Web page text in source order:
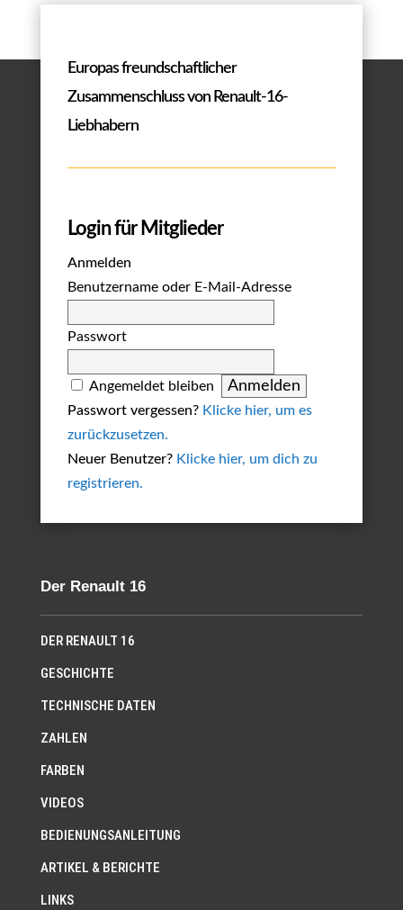
Europas freundschaftlicher
Zusammenschluss von Renault-16-
Liebhabern
Login für Mitglieder
Anmelden
Benutzername oder E-Mail-Adresse
Passwort
Angemeldet bleiben
Passwort vergessen? Klicke hier, um es
zurückzusetzen.
Neuer Benutzer? Klicke hier, um dich zu
registrieren.
Der Renault 16
DER RENAULT 16
GESCHICHTE
TECHNISCHE DATEN
ZAHLEN
FARBEN
VIDEOS
BEDIENUNGSANLEITUNG
ARTIKEL & BERICHTE
LINKS